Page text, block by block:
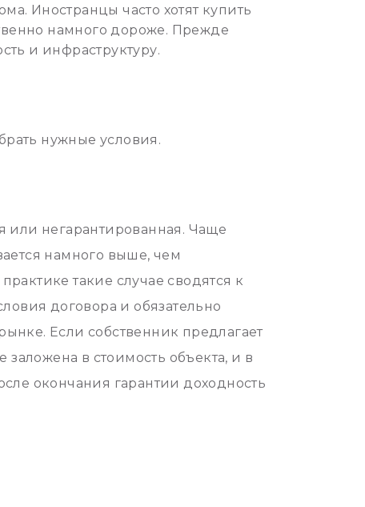
Иностранцы часто хотят купить
намного дороже. Прежде
и инфраструктуру.
нужные условия.
или негарантированная. Чаще
намного выше, чем
такие случае сводятся к
договора и обязательно
Если собственник предлагает
заложена в стоимость объекта, и в
окончания гарантии доходность